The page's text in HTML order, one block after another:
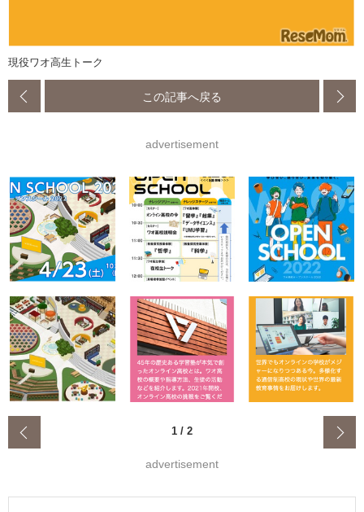
現役ワオ高生トーク
この記事へ戻る
advertisement
1 / 2
advertisement